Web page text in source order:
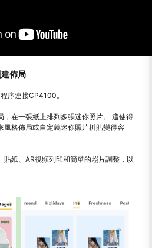
佈局
序連接CP4100。
，在一張紙上排列多張迷你照片。 這使得
風格佈局或自定義迷你照片拼貼變得容
貼紙、AR視頻列印和簡單的照片調整，以